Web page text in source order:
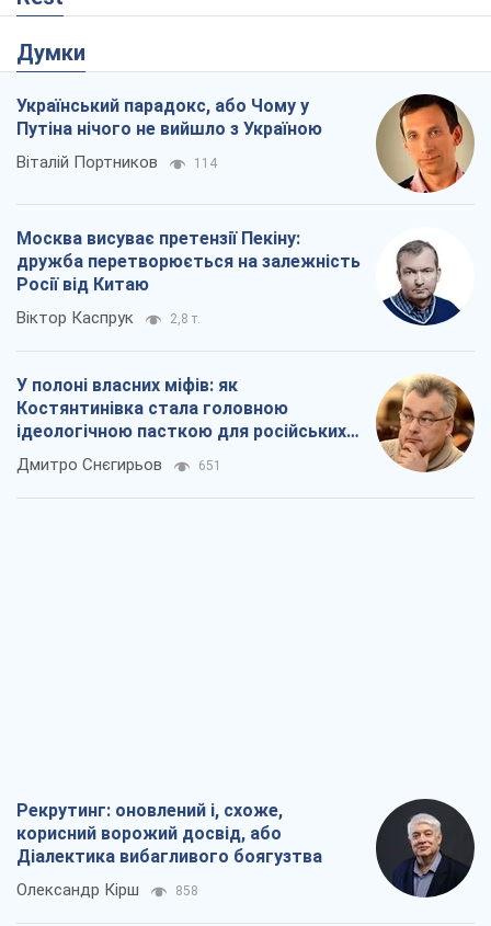
Думки
Український парадокс, або Чому у
Путіна нічого не вийшло з Україною
Віталій Портников 114
Москва висуває претензії Пекіну:
дружба перетворюється на залежність
Росії від Китаю
Віктор Каспрук 2,8 т.
У полоні власних міфів: як
Костянтинівка стала головною
ідеологічною пасткою для російських
окупантів
Дмитро Снєгирьов 651
Рекрутинг: оновлений і, схоже,
корисний ворожий досвід, або
Діалектика вибагливого боягузтва
Олександр Кірш 858